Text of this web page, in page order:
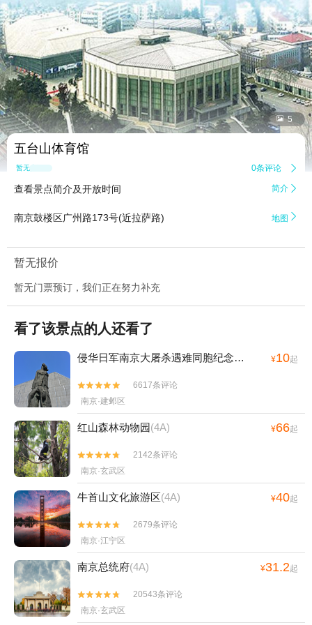
 5
五台山体育馆
暂无点评 0条评论 
查看景点简介及开放时间 简介 
南京鼓楼区广州路173号(近拉萨路) 地图 
暂无报价
暂无门票预订，我们正在努力补充
看了该景点的人还看了
侵华日军南京大屠杀遇难同胞纪念馆 ¥10起


6617条评论
南京·建邺区
红山森林动物园(4A) ¥66起


2142条评论
南京·玄武区
牛首山文化旅游区(4A) ¥40起


2679条评论
南京·江宁区
南京总统府(4A) ¥31.2起


20543条评论
南京·玄武区
